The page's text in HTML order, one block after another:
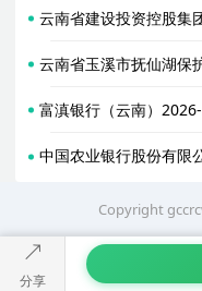
云南省建设投资控股集
富滇银行（云南）
分享
Copyright